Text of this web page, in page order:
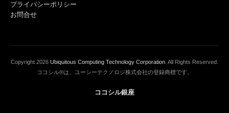
プライバシーポリシー
お問合せ
Copyright 2026 Ubiquitous Computing Technology Corporation . All Rights Reserved.
ココシル®は、ユーシーテクノロジ株式会社の登録商標です。
ココシル銀座